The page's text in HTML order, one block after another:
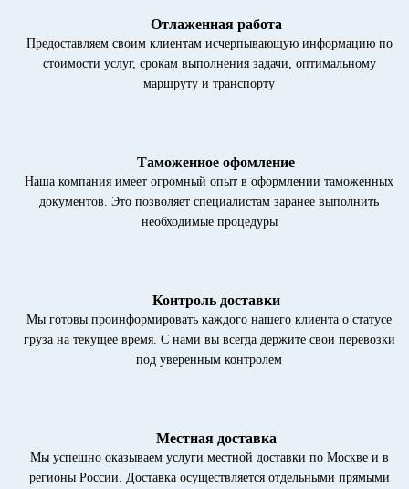
Отлаженная работа
Предоставляем своим клиентам исчерпывающую информацию по
стоимости услуг, срокам выполнения задачи, оптимальному
маршруту и транспорту
Таможенное офомление
Наша компания имеет огромный опыт в оформлении таможенных
документов. Это позволяет специалистам заранее выполнить
необходимые процедуры
Контроль доставки
Мы готовы проинформировать каждого нашего клиента о статусе
груза на текущее время. С нами вы всегда держите свои перевозки
под уверенным контролем
Местная доставка
Мы успешно оказываем услуги местной доставки по Москве и в
регионы России. Доставка осуществляется отдельными прямыми